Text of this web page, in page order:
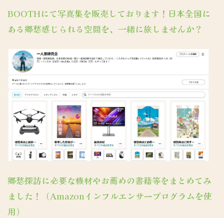
BOOTHにて写真集を販売しております！日本全国に
ある郷愁感じられる空間を、一緒に旅しませんか？
郷愁探訪に必要な機材やお薦めの書籍等をまとめてみ
ました！（Amazonインフルエンサープログラムを使
用）